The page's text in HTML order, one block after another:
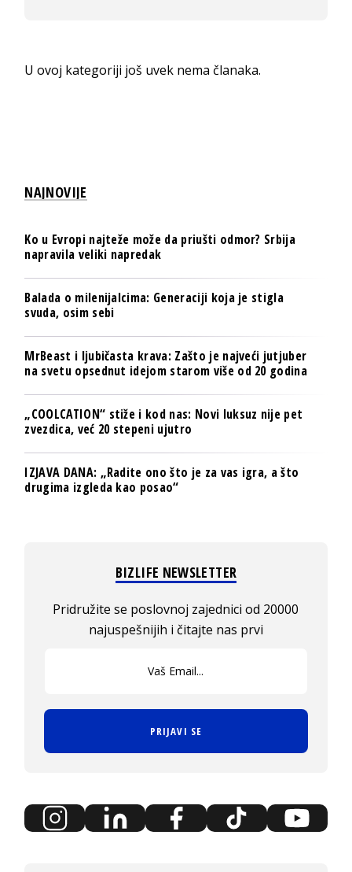
U ovoj kategoriji još uvek nema članaka.
NAJNOVIJE
Ko u Evropi najteže može da priušti odmor? Srbija
napravila veliki napredak
Balada o milenijalcima: Generaciji koja je stigla
svuda, osim sebi
MrBeast i ljubičasta krava: Zašto je najveći jutjuber
na svetu opsednut idejom starom više od 20 godina
„COOLCATION“ stiže i kod nas: Novi luksuz nije pet
zvezdica, već 20 stepeni ujutro
IZJAVA DANA: „Radite ono što je za vas igra, a što
drugima izgleda kao posao“
BIZLIFE NEWSLETTER
Pridružite se poslovnoj zajednici od 20000
najuspešnijih i čitajte nas prvi
PRIJAVI SE